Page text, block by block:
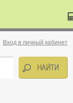
Вход в личный кабинет